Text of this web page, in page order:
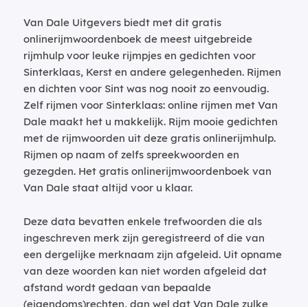
Van Dale Uitgevers biedt met dit gratis
onlinerijmwoordenboek de meest uitgebreide
rijmhulp voor leuke rijmpjes en gedichten voor
Sinterklaas, Kerst en andere gelegenheden. Rijmen
en dichten voor Sint was nog nooit zo eenvoudig.
Zelf rijmen voor Sinterklaas: online rijmen met Van
Dale maakt het u makkelijk. Rijm mooie gedichten
met de rijmwoorden uit deze gratis onlinerijmhulp.
Rijmen op naam of zelfs spreekwoorden en
gezegden. Het gratis onlinerijmwoordenboek van
Van Dale staat altijd voor u klaar.
Deze data bevatten enkele trefwoorden die als
ingeschreven merk zijn geregistreerd of die van
een dergelijke merknaam zijn afgeleid. Uit opname
van deze woorden kan niet worden afgeleid dat
afstand wordt gedaan van bepaalde
(eigendoms)rechten, dan wel dat Van Dale zulke